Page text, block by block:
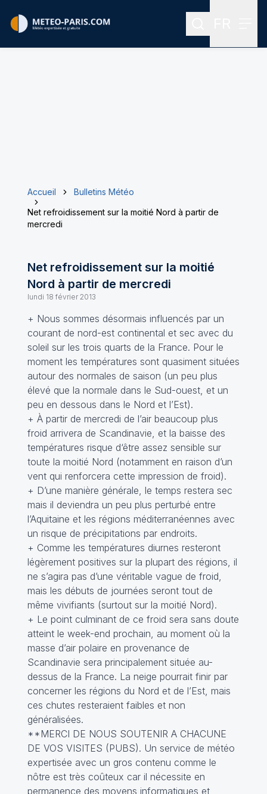
Rechercher
Accueil
Bulletins Météo
Net refroidissement sur la moitié Nord à partir de
mercredi
Net refroidissement sur la moitié
Nord à partir de mercredi
lundi 18 février 2013
+ Nous sommes désormais influencés par un
courant de nord-est continental et sec avec du
soleil sur les trois quarts de la France. Pour le
moment les températures sont quasiment situées
autour des normales de saison (un peu plus
élevé que la normale dans le Sud-ouest, et un
peu en dessous dans le Nord et l’Est).
+ À partir de mercredi de l’air beaucoup plus
froid arrivera de Scandinavie, et la baisse des
températures risque d‘être assez sensible sur
toute la moitié Nord (notamment en raison d’un
vent qui renforcera cette impression de froid).
+ D’une manière générale, le temps restera sec
mais il deviendra un peu plus perturbé entre
l’Aquitaine et les régions méditerranéennes avec
un risque de précipitations par endroits.
+ Comme les températures diurnes resteront
légèrement positives sur la plupart des régions, il
ne s’agira pas d’une véritable vague de froid,
mais les débuts de journées seront tout de
même vivifiants (surtout sur la moitié Nord).
+ Le point culminant de ce froid sera sans doute
atteint le week-end prochain, au moment où la
masse d’air polaire en provenance de
Scandinavie sera principalement située au-
dessus de la France. La neige pourrait finir par
concerner les régions du Nord et de l’Est, mais
ces chutes resteraient faibles et non
généralisées.
**MERCI DE NOUS SOUTENIR A CHACUNE
DE VOS VISITES (PUBS). Un service de météo
expertisée avec un gros contenu comme le
nôtre est très coûteux car il nécessite en
permanence des moyens informatiques et